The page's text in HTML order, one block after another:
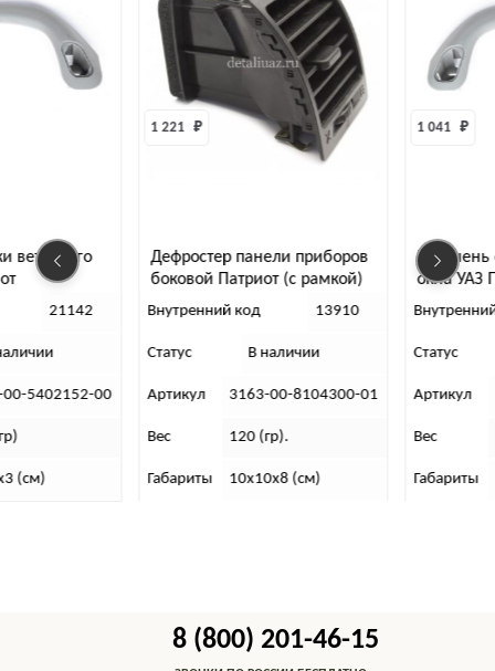
Дефростер панели приборов
боковой Патриот (с рамкой)
Внутренний код 13910
Статус В наличии
Артикул 3163-00-8104300-01
120 (гр).
Габариты 10х10х8 (см)
Поручень стойки
окна УАЗ Патриот
рестайлинг-2019 левый
1 041 ₽
Внутренний код
Статус В наличии
Артикул 3163-00-
120 (гр)
Габариты 5х10х3 (см)
8 (800) 201-46-15